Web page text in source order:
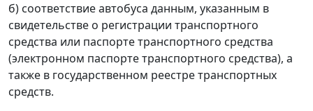
б) соответствие автобуса данным, указанным в
свидетельстве о регистрации транспортного
средства или паспорте транспортного средства
(электронном паспорте транспортного средства), а
также в государственном реестре транспортных
средств.